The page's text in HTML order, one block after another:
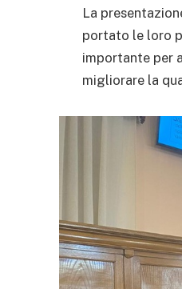
La
portato le loro
importante per
migliorare la